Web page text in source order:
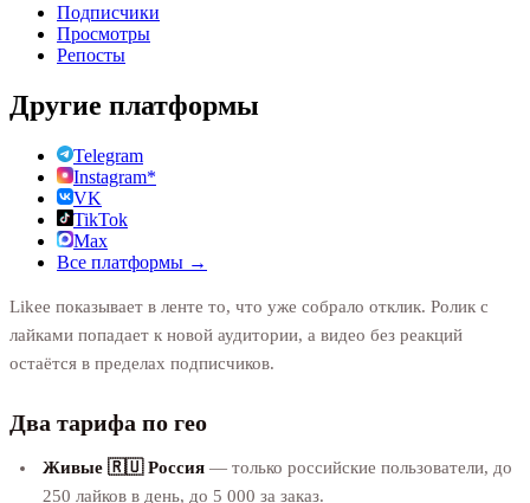
Подписчики
Просмотры
Репосты
Другие платформы
Telegram
Instagram*
VK
TikTok
Max
Все платформы →
Likee показывает в ленте то, что уже собрало отклик. Ролик с
лайками попадает к новой аудитории, а видео без реакций
остаётся в пределах подписчиков.
Два тарифа по гео
Живые 🇷🇺 Россия — только российские пользователи, до
250 лайков в день, до 5 000 за заказ.